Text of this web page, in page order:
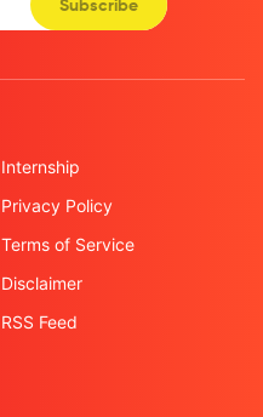
Subscribe
Internship
Privacy Policy
Terms of Service
Disclaimer
RSS Feed